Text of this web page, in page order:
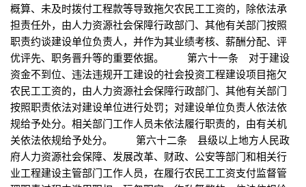
概算、未及时拨付工程款等导致拖欠农民工工资的，除依法承
担责任外，由人力资源社会保障行政部门、其他有关部门按照
职责约谈建设单位负责人，并作为其业绩考核、薪酬分配、评
优评先、职务晋升等的重要依据。 第六十一条 对于建设
资金不到位、违法违规开工建设的社会投资工程建设项目拖欠
农民工工资的，由人力资源社会保障行政部门、其他有关部门
按照职责依法对建设单位进行处罚；对建设单位负责人依法依
规给予处分。相关部门工作人员未依法履行职责的，由有关机
关依法依规给予处分。 第六十二条 县级以上地方人民政
府人力资源社会保障、发展改革、财政、公安等部门和相关行
业工程建设主管部门工作人员，在履行农民工工资支付监督管